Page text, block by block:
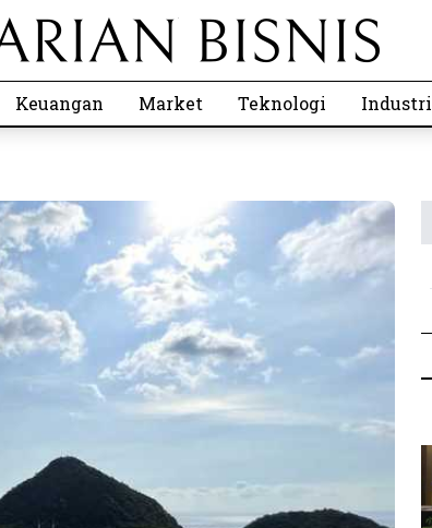
Keuangan Market Teknologi Industri